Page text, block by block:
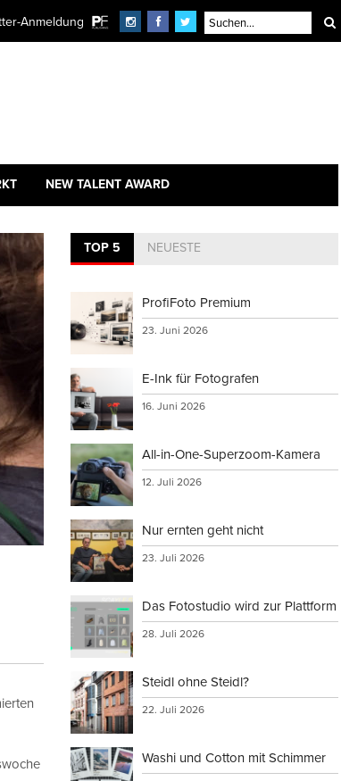
Anmeldung
NEW TALENT AWARD
TOP 5 NEUESTE
ProfiFoto Premium
23. Juni 2026
E-Ink für Fotografen
16. Juni 2026
All-in-One-Superzoom-Kamera
12. Juli 2026
Nur ernten geht nicht
23. Juli 2026
Das Fotostudio wird zur Plattform
28. Juli 2026
Steidl ohne Steidl?
22. Juli 2026
Washi und Cotton mit Schimmer
und Fototechnik
angeben, dazu verwenden,
zur Marketing-
dieses Formulars
Informationen an
werden.